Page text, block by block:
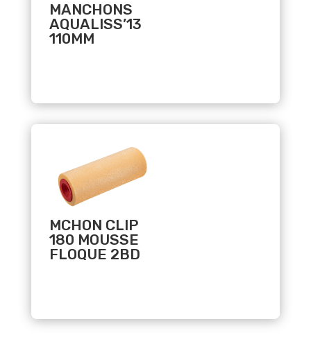
MANCHONS
AQUALISS’13
110MM
MCHON CLIP
180 MOUSSE
FLOQUE 2BD